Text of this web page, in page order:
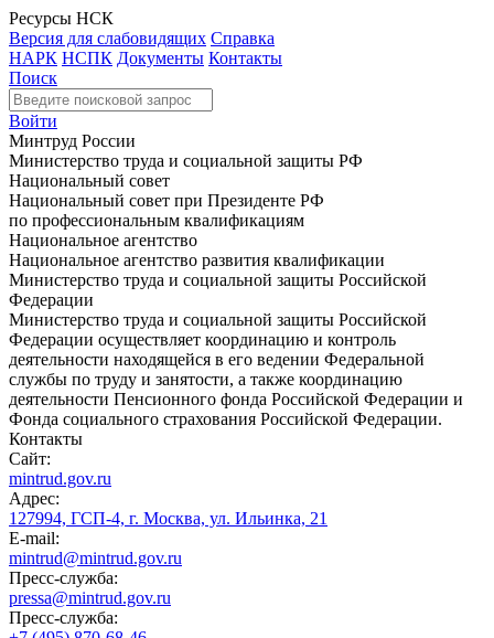
Ресурсы НСК
Версия для слабовидящих Справка
НАРК НСПК Документы Контакты
Поиск
Войти
Минтруд России
Министерство труда и социальной защиты РФ
Национальный совет
Национальный совет при Президенте РФ
по профессиональным квалификациям
Национальное агентство
Национальное агентство развития квалификации
Министерство труда и социальной защиты Российской
Федерации
Министерство труда и социальной защиты Российской
Федерации осуществляет координацию и контроль
деятельности находящейся в его ведении Федеральной
службы по труду и занятости, а также координацию
деятельности Пенсионного фонда Российской Федерации и
Фонда социального страхования Российской Федерации.
Контакты
Сайт:
mintrud.gov.ru
Адрес:
127994, ГСП-4, г. Москва, ул. Ильинка, 21
E-mail:
mintrud@mintrud.gov.ru
Пресс-служба:
pressa@mintrud.gov.ru
Пресс-служба: